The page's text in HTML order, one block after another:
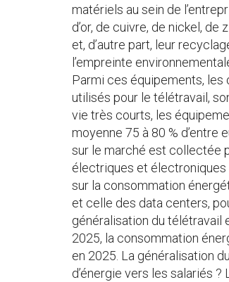
matériels au sein de
d’or, de cuivre, de nickel,
et, d’autre part, leur
l’empreinte
Parmi ces équipements, les
utilisés pour le télétravail,
vie très courts, les
moyenne 75 à 80 % d’entre
sur le marché est collectée
électriques et
sur la consommation
et celle des data centers,
généralisation du télétravail
2025, la consommation
en 2025. La généralisation
d’énergie vers les salariés